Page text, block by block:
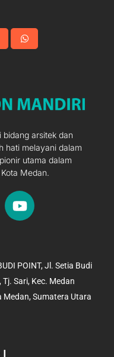
arsitek dan
hati melayani dalam
utama dalam
Medan.
Y
o
b
e
POINT, Jl. Setia Budi
Tj. Sari, Kec. Medan
Medan, Sumatera Utara